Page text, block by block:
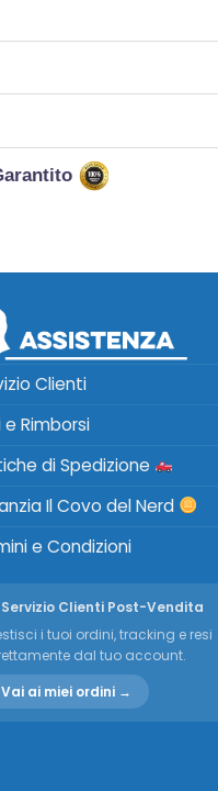
Clienti
e Rimborsi
di Spedizione
Il Covo del Nerd
e Condizioni
Servizio Clienti Post-Vendita
i tuoi ordini, tracking e resi
dal tuo account.
Vai ai miei ordini →